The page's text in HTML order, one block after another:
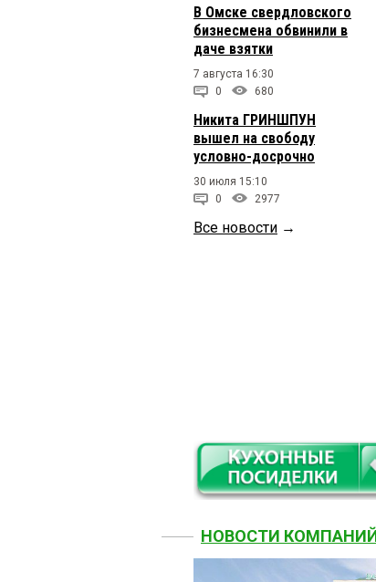
В Омске свердловского
бизнесмена обвинили в
даче взятки
7 августа 16:30
0
680
Никита ГРИНШПУН
вышел на свободу
условно-досрочно
30 июля 15:10
0
2977
Все новости →
НОВОСТИ